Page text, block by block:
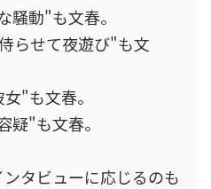
騒動"も文春。
らせて夜遊び"も文
"も文春。
疑"も文春。
タビューに応じるのも